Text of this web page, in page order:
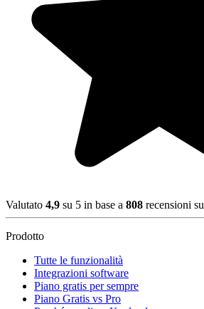
Valutato 4,9 su 5 in base a 808 recensioni su
Prodotto
Tutte le funzionalità
Integrazioni software
Piano gratis per sempre
Piano Gratis vs Pro